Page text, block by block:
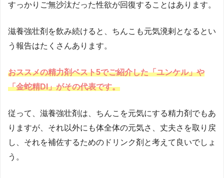
すっかりご無沙汰だった性欲が回復することはあります。
滋養強壮剤を飲み続けると、ちんこも元気溌剌となるとい
う報告はたくさんあります。
おススメの精力剤ベスト5でご紹介した「ユンケル」や
「金蛇精DI」がその代表です。
従って、滋養強壮剤は、ちんこを元気にする精力剤でもあ
りますが、それ以外にも体全体の元気さ、丈夫さを取り戻
し、それを補佐するためのドリンク剤と考えて良いでしょ
う。